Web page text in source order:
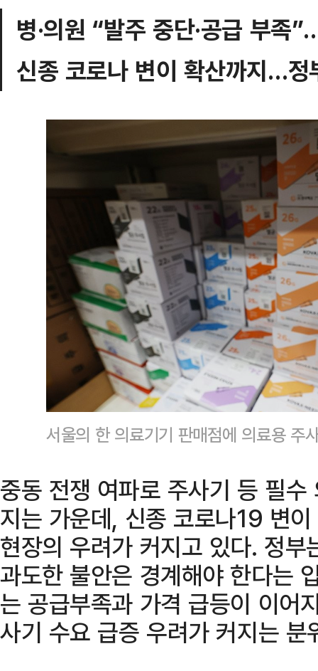
병·의원 “발주 중단·공급 부족
신종 코로나 변이 확산까지…
서울의 한 의료기기 판매점에 의료용
중동 전쟁 여파로 주사기 등 필
지는 가운데, 신종 코로나19 변
현장의 우려가 커지고 있다. 정
과도한 불안은 경계해야 한다는
는 공급부족과 가격 급등이 이어
사기 수요 급증 우려가 커지는 분